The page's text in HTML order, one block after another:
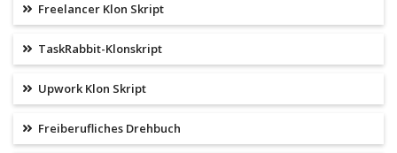
Freelancer Klon Skript
TaskRabbit-Klonskript
Upwork Klon Skript
Freiberufliches Drehbuch